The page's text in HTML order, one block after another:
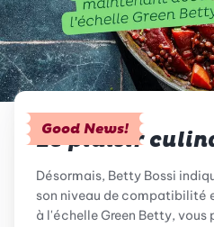
Good News!
Le plaisir
Désormais, Betty Bossi
son niveau de compatibilité
à l'échelle Green Betty,